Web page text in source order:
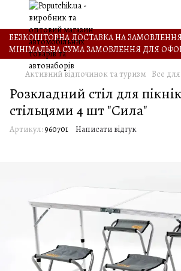
БЕЗКОШТОВНА ДОСТАВКА НА ЗАМОВЛЕННЯ
МІНІМАЛЬНА СУМА ЗАМОВЛЕННЯ ДЛЯ
Активний відпочинок та туризм Все
Розкладний стіл для
стільцями 4 шт "Сила"
Артикул:960701 Написати відгук